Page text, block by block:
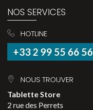
NOS SERVICES
HOTLINE
+33 2 99 55 66 56
NOUS TROUVER
Tablette Store
2 rue des Perrets